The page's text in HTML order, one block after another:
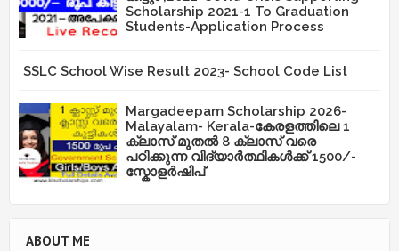
Scholarship 2021-1 To Graduation
Students-Application Process
SSLC School Wise Result 2023- School Code List
Margadeepam Scholarship 2026-
Malayalam- Kerala-കേരളത്തിലെ 1
ക്ലാസ് മുതൽ 8 ക്ലാസ് വരെ
പഠിക്കുന്ന വിദ്യാർത്ഥികൾക്ക് 1500/-
സ്കോളർഷിപ്
ABOUT ME